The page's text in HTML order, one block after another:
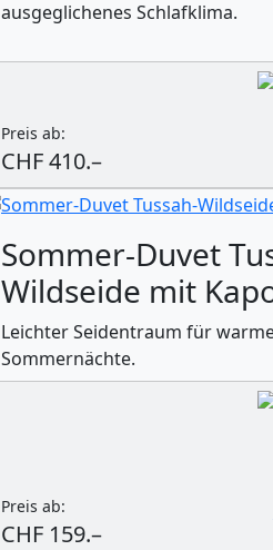
ausgeglichenes Schlafklima.
Preis ab:
CHF 410.–
Sommer-Duvet
Wildseide mit
Leichter Seidentraum für
Sommernächte.
Preis ab:
CHF 159.–